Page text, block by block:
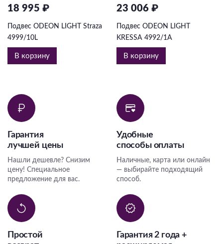
18 995 ₽
Подвес ODEON LIGHT Straza
4999/10L
В корзину
23 006 ₽
Подвес ODEON LIGHT
KRESSA 4992/1A
В корзину
Гарантия
лучшей цены
Нашли дешевле? Снизим
цену! Специальное
предложение для вас.
Удобные
способы оплаты
Наличные, карта или онлайн
— выбирайте подходящий
способ.
Простой
Гарантия 2 года +